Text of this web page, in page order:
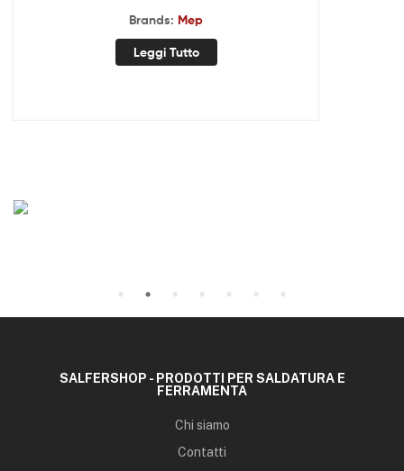
Brands: Mep
Leggi Tutto
SALFERSHOP - PRODOTTI PER SALDATURA E
FERRAMENTA
Chi siamo
Contatti